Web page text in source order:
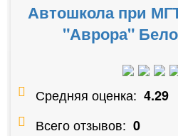
Автошкола при
"Аврора"
Средняя оценка: 4.29
Всего отзывов: 0